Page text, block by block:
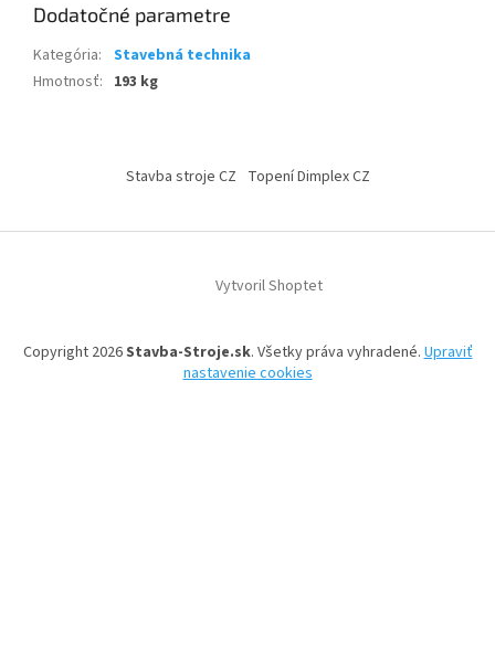
Dodatočné parametre
Kategória: Stavebná technika
Hmotnosť: 193 kg
Stavba stroje CZ Topení Dimplex CZ
Vytvoril Shoptet
Copyright 2026Stavba-Stroje.sk. Všetky práva vyhradené. Upraviť
nastavenie cookies